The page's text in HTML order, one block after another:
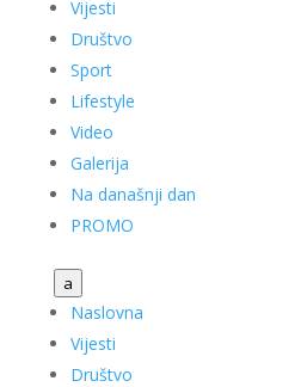
Vijesti
Društvo
Sport
Lifestyle
Video
Galerija
Na današnji dan
PROMO
a
Naslovna
Vijesti
Društvo